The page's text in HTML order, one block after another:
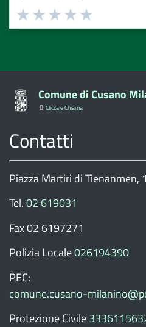
Comune di Cusano
Clicca e Chiama
Contatti
Piazza Martiri di Tienanmen, 1
Tel.02 619031
Fax 02 6197271
Polizia Locale026194390
PEC:
comune.cusano-
Protezione Civile